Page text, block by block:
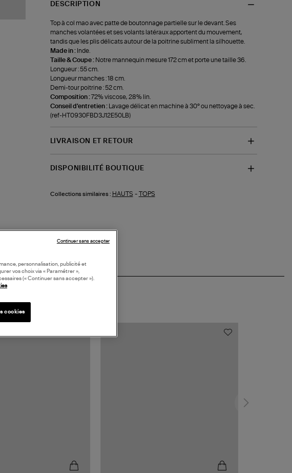
DESCRIPTION
Top à col mao avec patte de boutonnage partielle sur le devant. Ses
manches volantées et ses volants latéraux apportent du mouvement,
tandis que les plis délicats autour de la poitrine subliment la silhouette.
Made in : Inde.
Taille & Coupe : Notre mannequin mesure 172 cm et porte une taille 36.
Longueur : 55 cm.
Longueur manches : 18 cm.
Demi-tour poitrine : 52 cm.
Composition :72% viscose, 28% lin.
Conseil d'entretien :
Lavage délicat en machine à 30° ou nettoyage à sec.
(ref-HT0930FBD3J12E50LB)
LIVRAISON ET RETOUR
DISPONIBILITÉ BOUTIQUE
Collections similaires : HAUTS - TOPS
personnalisation, publicité et
vos choix via « Paramétrer »,
(« Continuer sans accepter »).
cookies
Continuer sans accepter